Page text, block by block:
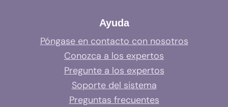
Ayuda
Póngase en contacto con nosotros
Conozca a los expertos
Pregunte a los expertos
Soporte del sistema
Preguntas frecuentes